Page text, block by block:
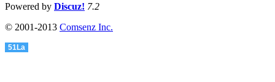
Powered by Discuz! 7.2
© 2001-2013 Comsenz Inc.
51La